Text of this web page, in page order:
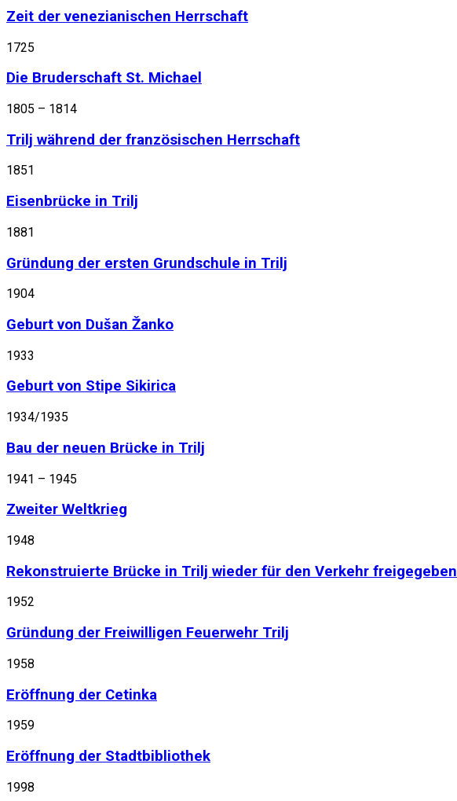
Zeit der venezianischen Herrschaft
1725
Die Bruderschaft St. Michael
1805 – 1814
Trilj während der französischen Herrschaft
1851
Eisenbrücke in Trilj
1881
Gründung der ersten Grundschule in Trilj
1904
Geburt von Dušan Žanko
1933
Geburt von Stipe Sikirica
1934/1935
Bau der neuen Brücke in Trilj
1941 – 1945
Zweiter Weltkrieg
1948
Rekonstruierte Brücke in Trilj wieder für den Verkehr freigegeben
1952
Gründung der Freiwilligen Feuerwehr Trilj
1958
Eröffnung der Cetinka
1959
Eröffnung der Stadtbibliothek
1998